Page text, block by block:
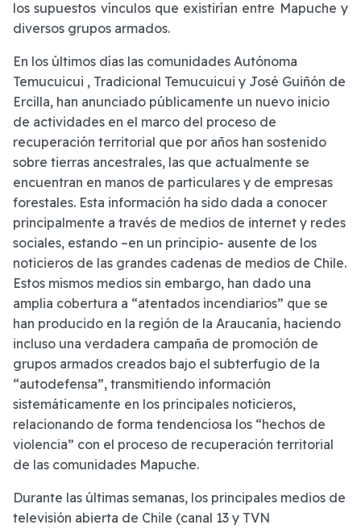
los supuestos vínculos que existirían entre Mapuche y
diversos grupos armados.
En los últimos días las comunidades Autónoma
Temucuicui , Tradicional Temucuicui y José Guiñón de
Ercilla, han anunciado públicamente un nuevo inicio
de actividades en el marco del proceso de
recuperación territorial que por años han sostenido
sobre tierras ancestrales, las que actualmente se
encuentran en manos de particulares y de empresas
forestales. Esta información ha sido dada a conocer
principalmente a través de medios de internet y redes
sociales, estando –en un principio- ausente de los
noticieros de las grandes cadenas de medios de Chile.
Estos mismos medios sin embargo, han dado una
amplia cobertura a “atentados incendiarios” que se
han producido en la región de la Araucanía, haciendo
incluso una verdadera campaña de promoción de
grupos armados creados bajo el subterfugio de la
“autodefensa”, transmitiendo información
sistemáticamente en los principales noticieros,
relacionando de forma tendenciosa los “hechos de
violencia” con el proceso de recuperación territorial
de las comunidades Mapuche.
Durante las últimas semanas, los principales medios de
televisión abierta de Chile (canal 13 y TVN